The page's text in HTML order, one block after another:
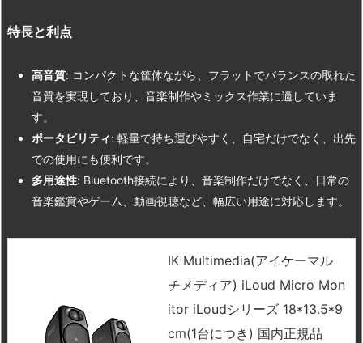
特長と利点
高音質: コンパクトな筐体ながら、フラットでバランスの取れた
音質を実現しており、音楽制作やミックス作業に適していま
す。
ポータビリティ: 軽量で持ち運びやすく、自宅だけでなく、出先
での使用にも便利です。
多用途性: Bluetooth接続により、音楽制作だけでなく、日常の
音楽鑑賞やゲーム、動画視聴など、幅広い用途に対応します。
IK Multimedia(アイケーマル
チメディア) iLoud Micro Mon
itor iLoudシリーズ 18*13.5*9
cm(1台につき) 国内正規品